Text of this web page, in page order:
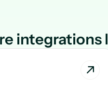
integrations